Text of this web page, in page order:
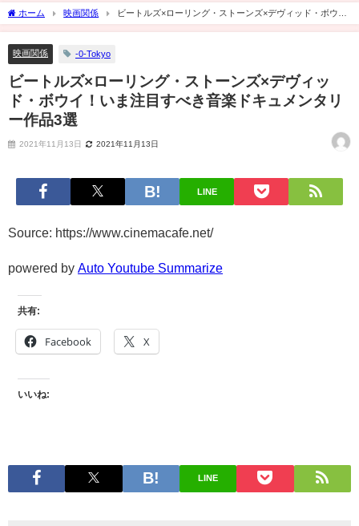
ホーム 映画関係
ビートルズ×ローリング・ストーンズ×デヴィッド・ボウ
イ！いま注目すべき音楽ドキュメンタリー作品3選
映画関係 -0-Tokyo
ビートルズ×ローリング・ストーンズ×デヴィッ
ド・ボウイ！いま注目すべき音楽ドキュメンタリ
ー作品3選
2021年11月13日 2021年11月13日
LINE
Source: https://www.cinemacafe.net/
powered by Auto Youtube Summarize
共有:
Facebook X
いいね:
LINE